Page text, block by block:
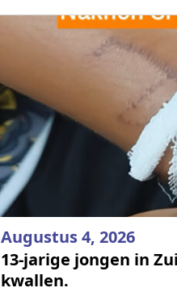
Augustus 4, 2026
13-jarige jongen in
kwallen.